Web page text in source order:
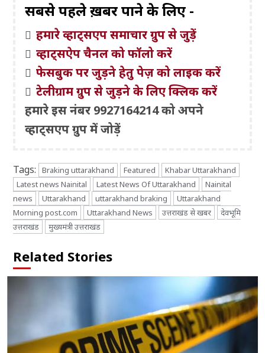
सबसे पहले ख़बरें पाने के लिए -
हमारे व्हाट्सएप समाचार ग्रुप से जुड़ें
व्हाट्सऐप चैनल को फॉलो करें
फेसबुक पर जुड़ने हेतु पेज़ को लाइक करें
टेलीग्राम ग्रुप से जुड़ने के लिए क्लिक करें
हमारे इस नंबर 9927164214 को अपने
व्हाट्सएप ग्रुप में जोड़ें
Tags: Braking uttarakhand Featured
Khabar Uttarakhand
Latest news Nainital
Latest News Of Uttarakhand
Nainital
news
Uttarakhand uttarakhand braking
Uttarakhand
Morning post.com
Uttarakhand News उत्तराखंड से खबर
देवभूमि
उत्तराखंड
मुख्यमंत्री उत्तराखंड
Related Stories